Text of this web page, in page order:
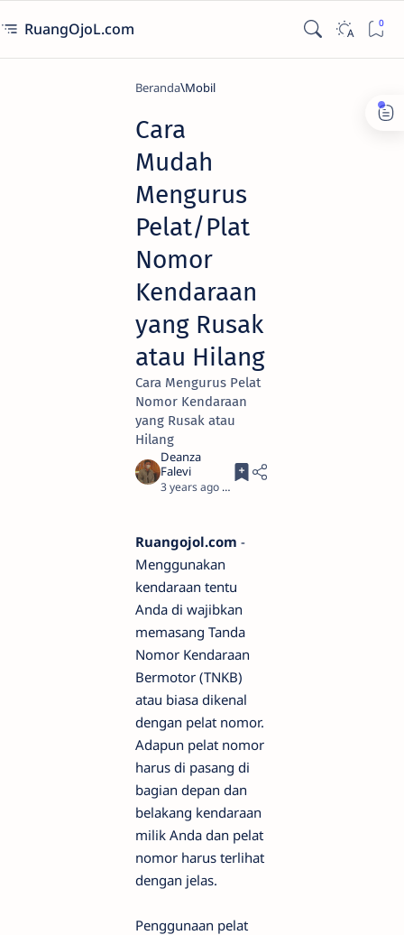
RuangOjoL.com
Beranda Mobil
Cara
Mudah
Mengurus
Pelat/Plat
Nomor
Kendaraan
yang Rusak
atau Hilang
Cara Mengurus Pelat
Nomor Kendaraan
yang Rusak atau
Hilang
3 years ago 3
Ruangojol.com -
Menggunakan
kendaraan tentu
Anda di wajibkan
memasang Tanda
Nomor Kendaraan
Bermotor (TNKB)
atau biasa dikenal
dengan pelat nomor.
Adapun pelat nomor
harus di pasang di
bagian depan dan
belakang kendaraan
milik Anda dan pelat
nomor harus terlihat
dengan jelas.
Penggunaan pelat